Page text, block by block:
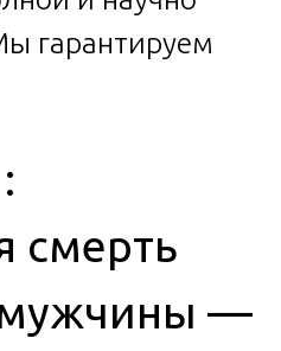
гарантируем
смерть
мужчины —